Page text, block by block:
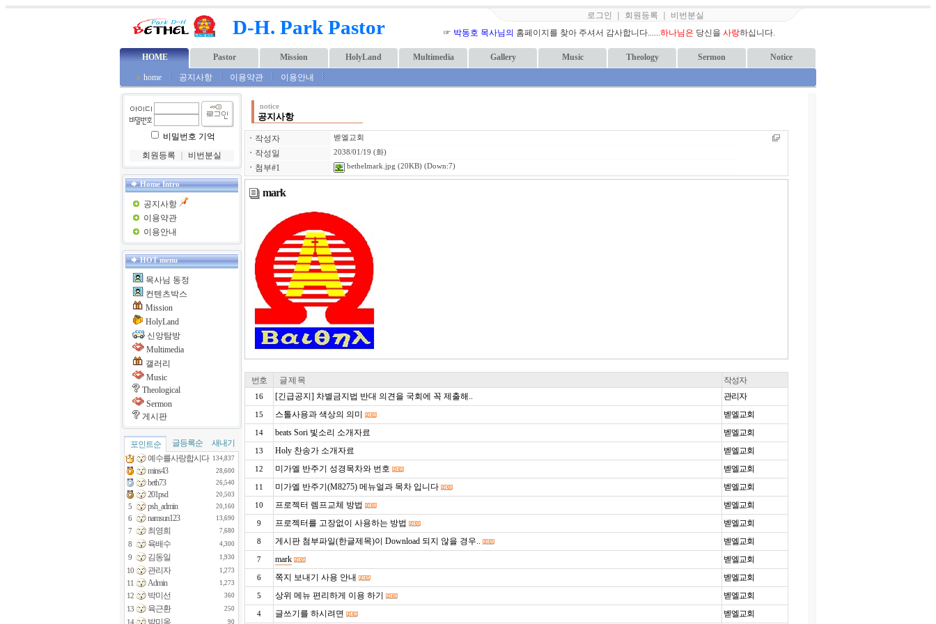
D-H. Park Pastor
로그인 회원등록
비번분실
☞ 박동호 목사님의 홈페이지를 찾아 주셔서 감사합니다......하나님은 당신을 사랑하십니다.
HOME Pastor Mission HolyLand Multimedia Gallery Music Theology Sermon Notice
◈ home 공지사항 이용약관 이용안내
비밀번호 기억
회원등록
비번분실
Home Intro
공지사항
이용약관
이용안내
HOT menu
목사님 동정
컨텐츠박스
Mission
HolyLand
신앙탐방
Multimedia
갤러리
Music
Theological
Sermon
게시판
포인트순 글등록순
새내기
예수를사랑합시다 134,837
mins43 28,600
beth73 26,540
201psd 20,503
5 psh_admin 20,160
6 namsun123 13,690
7 최영희 7,680
8 육배수 4,300
9 김동일 1,930
10 관리자 1,273
11 Admin 1,273
12 박미선 360
13 육근환 250
14 박미옥 90
notice
공지사항
ㆍ 작성자 벧엘교회
ㆍ 작성일 2038/01/19 (화)
ㆍ 첨부#1 bethelmark.jpg (20KB) (Down:7)
mark
번호 글 제 목 작성자
16 [긴급공지] 차별금지법 반대 의견을 국회에 꼭 제출해.. 관리자
15 스톨사용과 색상의 의미 벧엘교회
14 beats Sori 빛소리 소개자료 벧엘교회
13 Holy 찬송가 소개자료 벧엘교회
12 미가엘 반주기 성경목차와 번호 벧엘교회
11 미가엘 반주기(M8275) 메뉴얼과 목차 입니다 벧엘교회
10 프로젝터 렘프교체 방법 벧엘교회
9 프로젝터를 고장없이 사용하는 방법 벧엘교회
8 게시판 첨부파일(한글제목)이 Download 되지 않을 경우.. 벧엘교회
7 mark 벧엘교회
6 쪽지 보내기 사용 안내 벧엘교회
5 상위 메뉴 편리하게 이용 하기 벧엘교회
4 글쓰기를 하시려면 벧엘교회